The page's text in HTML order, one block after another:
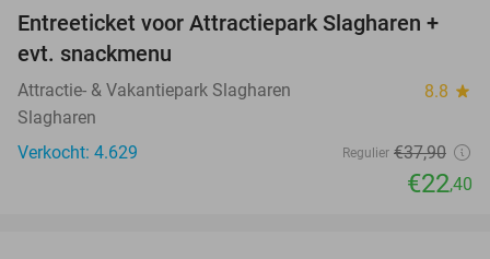
41%
Entreeticket voor Attractiepark Slagharen +
evt. snackmenu
Attractie- & Vakantiepark Slagharen 8.8 star
Slagharen
Verkocht: 4.629
Regulier €37,90
€22,40